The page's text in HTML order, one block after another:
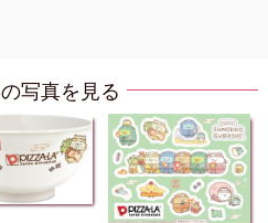
写真を見る